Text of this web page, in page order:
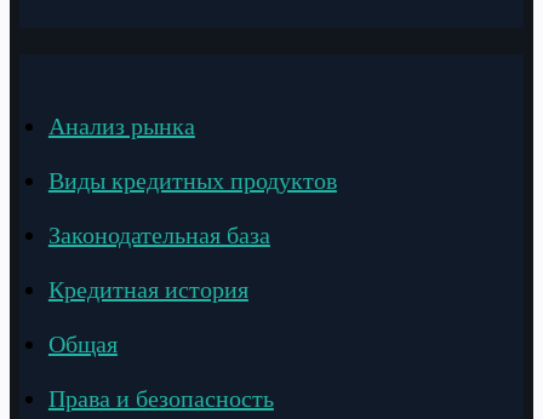
Анализ рынка
Виды кредитных продуктов
Законодательная база
Кредитная история
Общая
Права и безопасность